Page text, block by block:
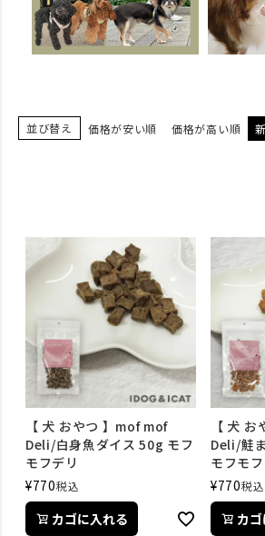
並び替え 価格が安い順 価格が高い順
【 犬 おやつ 】mof mof
Deli/白身魚ダイス 50g モフ
モフデリ
¥770税込
カゴに入れる
【 犬
Deli/鮭
モフモ
¥770税込
カ